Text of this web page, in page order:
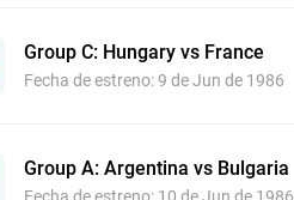
Group C: Hungary vs France
Fecha de estreno: 9 de Jun de 1986
Group A: Argentina vs Bulgaria